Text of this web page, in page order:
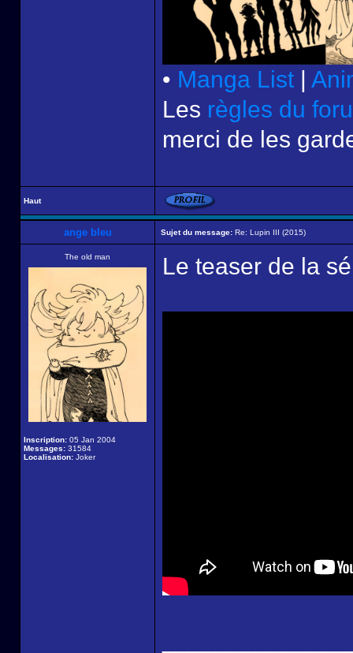
• Manga List |
Les règles du
merci de les
Haut
ange bleu Sujet du message: Re: Lupin III (2015)
The old man
Inscription: 05 Jan 2004
Messages: 31584
Localisation: Joker
Le teaser de la